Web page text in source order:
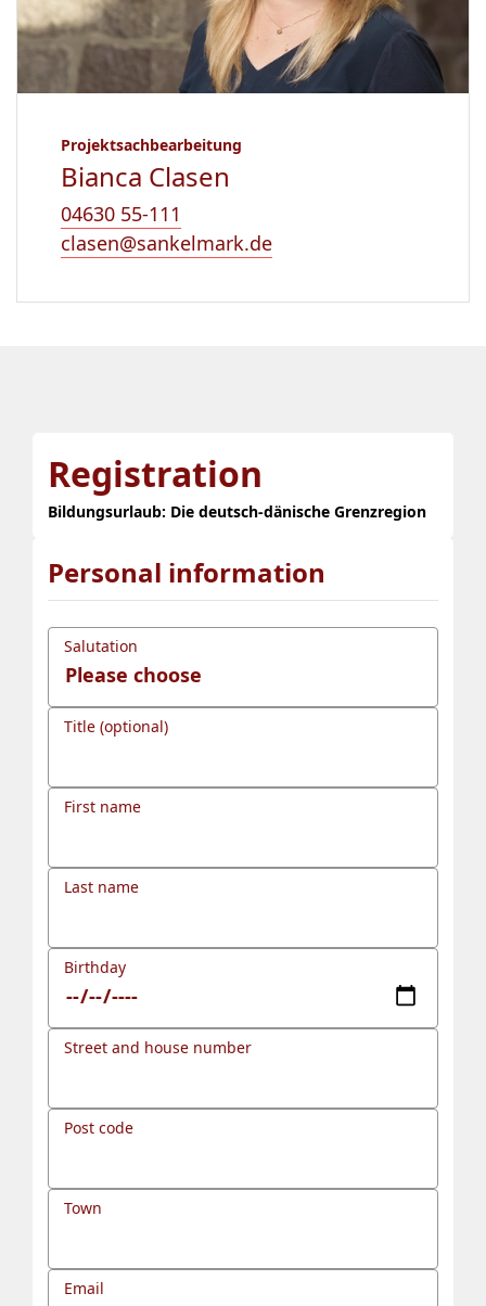
Projektsachbearbeitung
Bianca Clasen
04630 55-111
clasen@sankelmark.de
Registration
Bildungsurlaub: Die deutsch-dänische Grenzregion
Personal information
Salutation
Title (optional)
First name
Last name
Birthday
Street and house number
Post code
Town
Email